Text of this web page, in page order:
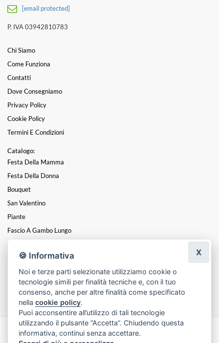
[email protected]
P. IVA 03942810783
Chi Siamo
Come Funziona
Contatti
Dove Consegniamo
Privacy Policy
Cookie Policy
Termini E Condizioni
Catalogo:
Festa Della Mamma
Festa Della Donna
Bouquet
San Valentino
Piante
Fascio A Gambo Lungo
Laurea
Funebre/Condoglianze
Rose Eterne (stabilizzate)
Natale
Made with byInfoser.it- Realizzazione Siti ecommerce per Fioristi
🍪 Informativa
Noi e terze parti selezionate utilizziamo cookie o
tecnologie simili per finalità tecniche e, con il tuo
consenso, anche per altre finalità come specificato
nellacookie policy.
Puoi acconsentire all’utilizzo di tali tecnologie
utilizzando il pulsante “Accetta”. Chiudendo questa
informativa, continui senza accettare.
X